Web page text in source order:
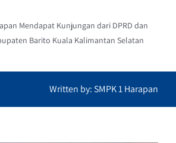
Mendapat Kunjungan dari DPRD dan
Barito Kuala Kalimantan Selatan
Written by: SMPK 1 Harapan